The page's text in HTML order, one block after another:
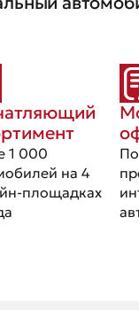
1 000
на 4
площадках